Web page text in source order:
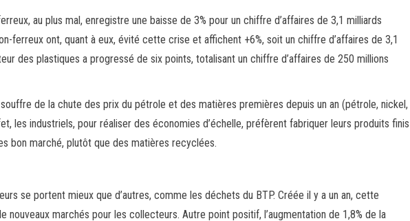
au plus mal, enregistre une baisse de 3% pour un chiffre d’affaires de 3,1 milliards
ferreux ont, quant à eux, évité cette crise et affichent +6%, soit un chiffre d’affaires de 3,1
des plastiques a progressé de six points, totalisant un chiffre d’affaires de 250 millions
de la chute des prix du pétrole et des matières premières depuis un an (pétrole, nickel,
les industriels, pour réaliser des économies d’échelle, préfèrent fabriquer leurs produits finis
bon marché, plutôt que des matières recyclées.
se portent mieux que d’autres, comme les déchets du BTP. Créée il y a un an, cette
nouveaux marchés pour les collecteurs. Autre point positif, l’augmentation de 1,8% de la